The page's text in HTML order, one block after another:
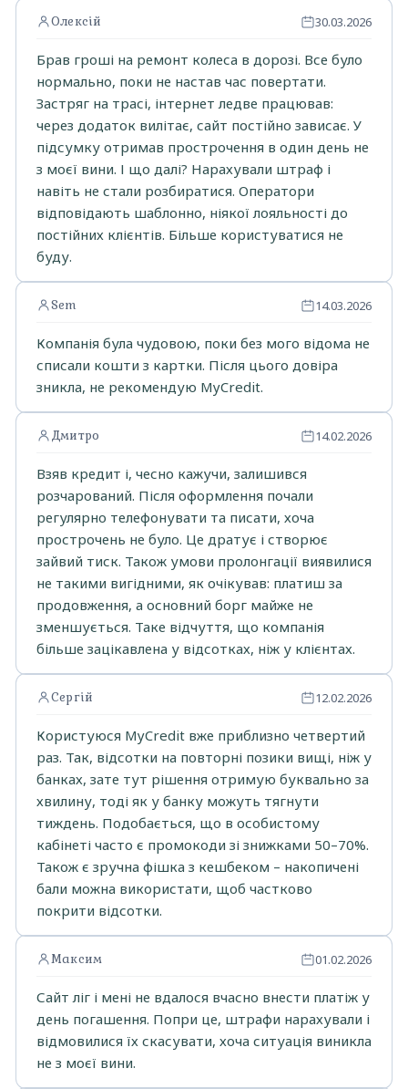
Олексій 30.03.2026
Брав гроші на ремонт колеса в дорозі. Все було
нормально, поки не настав час повертати.
Застряг на трасі, інтернет ледве працював:
через додаток вилітає, сайт постійно зависає. У
підсумку отримав прострочення в один день не
з моєї вини. І що далі? Нарахували штраф і
навіть не стали розбиратися. Оператори
відповідають шаблонно, ніякої лояльності до
постійних клієнтів. Більше користуватися не
буду.
Sem 14.03.2026
Компанія була чудовою, поки без мого відома не
списали кошти з картки. Після цього довіра
зникла, не рекомендую MyCredit.
Дмитро 14.02.2026
Взяв кредит і, чесно кажучи, залишився
розчарований. Після оформлення почали
регулярно телефонувати та писати, хоча
прострочень не було. Це дратує і створює
зайвий тиск. Також умови пролонгації виявилися
не такими вигідними, як очікував: платиш за
продовження, а основний борг майже не
зменшується. Таке відчуття, що компанія
більше зацікавлена у відсотках, ніж у клієнтах.
Сергій 12.02.2026
Користуюся MyCredit вже приблизно четвертий
раз. Так, відсотки на повторні позики вищі, ніж у
банках, зате тут рішення отримую буквально за
хвилину, тоді як у банку можуть тягнути
тиждень. Подобається, що в особистому
кабінеті часто є промокоди зі знижками 50–70%.
Також є зручна фішка з кешбеком – накопичені
бали можна використати, щоб частково
покрити відсотки.
Максим 01.02.2026
Сайт ліг і мені не вдалося вчасно внести платіж у
день погашення. Попри це, штрафи нарахували і
відмовилися їх скасувати, хоча ситуація виникла
не з моєї вини.